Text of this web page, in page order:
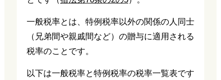
一般税率とは、特例税率以外の関係の人同士
（兄弟間や親戚間など）の贈与に適用される
税率のことです。
以下は一般税率と特例税率の税率一覧表です